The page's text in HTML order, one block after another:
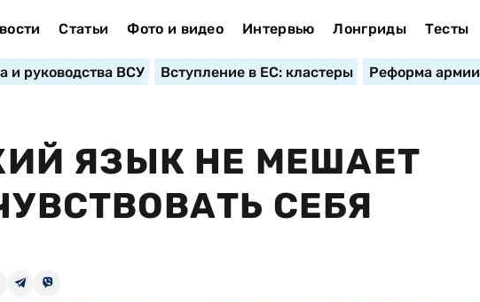
Статьи Фото и видео Интервью Лонгриды Тесты
и руководства ВСУ Вступление в ЕС: кластеры Реформа армии
ЯЗЫК НЕ МЕШАЕТ
СЕБЯ